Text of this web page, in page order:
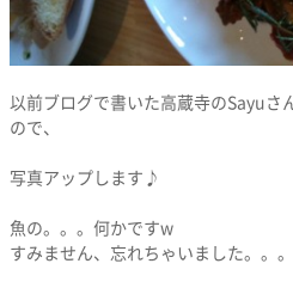
以前ブログで書いた高蔵寺のSayuさ
ので、
写真アップします♪
魚の。。。何かですw
すみません、忘れちゃいました。。